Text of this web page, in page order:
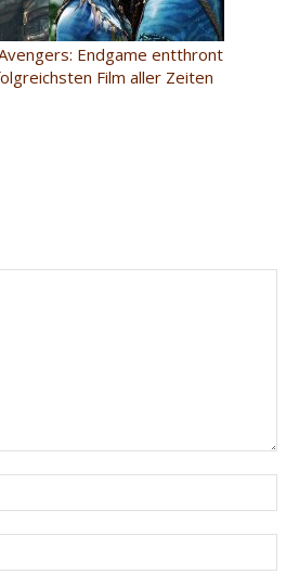
Endgame entthront
Film aller Zeiten